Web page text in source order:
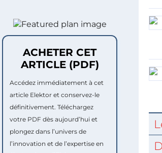
ACHETER CET
ARTICLE (PDF)
Accédez immédiatement à cet
article Elektor et conservez-le
définitivement. Téléchargez
votre PDF dès aujourd’hui et
plongez dans l’univers de
l’innovation et de l’expertise en